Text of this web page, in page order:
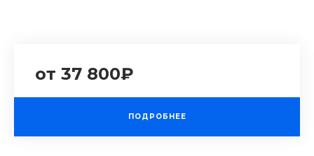
от 37 800₽
ПОДРОБНЕЕ